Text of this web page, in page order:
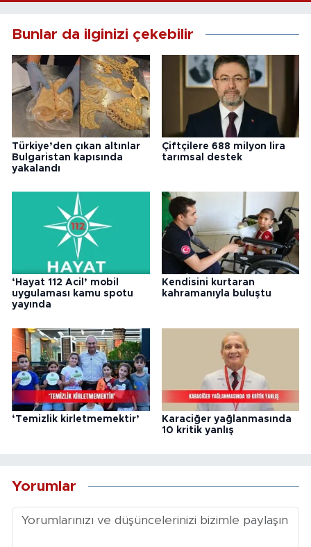
Bunlar da ilginizi çekebilir
Türkiye’den çıkan altınlar
Bulgaristan kapısında
yakalandı
Çiftçilere 688 milyon lira
tarımsal destek
‘Hayat 112 Acil’ mobil
uygulaması kamu spotu
yayında
Kendisini kurtaran
kahramanıyla buluştu
‘Temizlik kirletmemektir’
Karaciğer yağlanmasında
10 kritik yanlış
Yorumlar